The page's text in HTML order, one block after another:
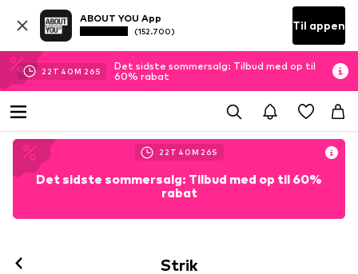
ABOUT YOU App
(152.700) Til appen
22 T 40M 23S
Det sidste sommersalg: Tilbud med op til
60% rabat
22 T 40M 23S
Det sidste sommersalg: Tilbud med op til 60%
rabat
Strik